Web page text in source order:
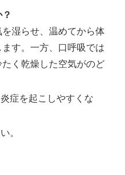
湿らせ、温めてから体
す。一方、口呼吸では
く乾燥した空気がのど
症を起こしやすくな
。